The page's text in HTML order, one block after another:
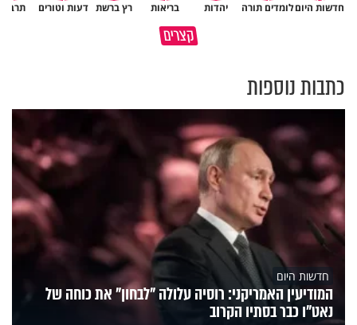
חדשות היוםלומדים תורה יהדות בריאות רץ ברשת דעות וטורים
קצריםמדוע האמונה נמשלה למלח?
גם ׳הרע׳ זה הרחמים של בורא
כתבות נוספות
חדשות היום
המודיעין האמריקני: רוסיה עלולה "לבחון" את כוחה של
נאט"ו כבר בסתיו הקרוב